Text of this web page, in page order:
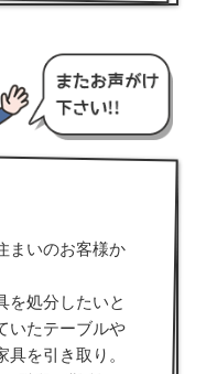
まいのお客様か
を処分したいと
いたテーブルや
を引き取り。